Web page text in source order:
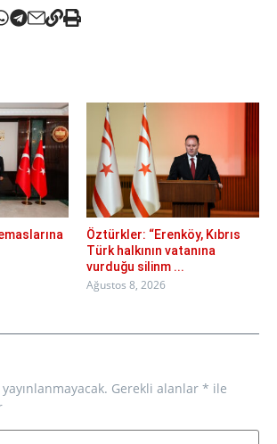
Öztürkler: “Erenköy, Kıbrıs
Türk halkının vatanına
vurduğu silinm ...
Ağustos 8, 2026
Gerekli alanlar * ile